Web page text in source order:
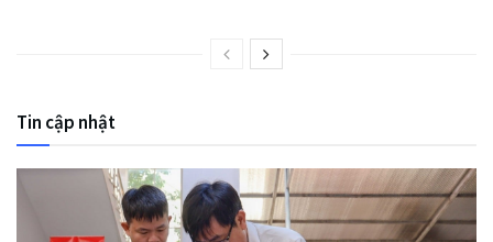
Tin cập nhật